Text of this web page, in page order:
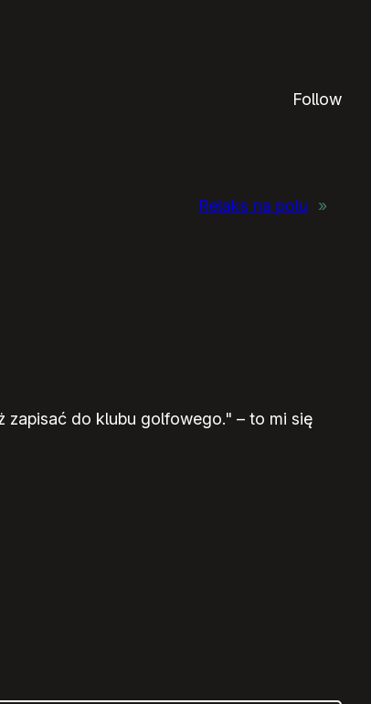
Follow
Relaks na polu »
zapisać do klubu golfowego." – to mi się